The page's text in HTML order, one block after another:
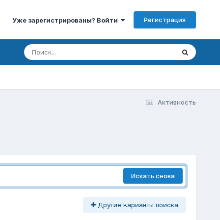
Уже зарегистрированы? Войти Регистрация
Активность
Искать снова
Другие варианты поиска